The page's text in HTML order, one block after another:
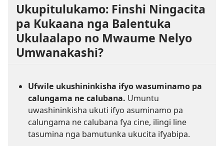
Ukupitulukamo: Finshi Ningacita
pa Kukaana nga Balentuka
Ukulaalapo no Mwaume Nelyo
Umwanakashi?
Ufwile ukushininkisha ifyo wasuminamo pa
calungama ne calubana. Umuntu
uwashininkisha ukuti ifyo asuminamo pa
calungama ne calubana fya cine, ilingi line
tasumina nga bamutunka ukucita ifyabipa.